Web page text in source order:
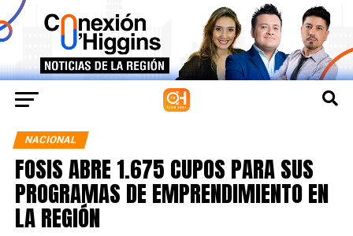
NACIONAL
FOSIS ABRE 1.675 CUPOS PARA SUS
PROGRAMAS DE EMPRENDIMIENTO EN
LA REGIÓN